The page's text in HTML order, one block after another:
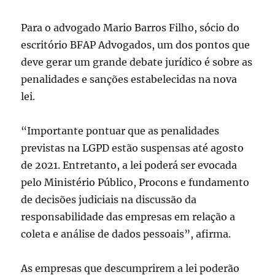
Para o advogado Mario Barros Filho, sócio do
escritório BFAP Advogados, um dos pontos que
deve gerar um grande debate jurídico é sobre as
penalidades e sanções estabelecidas na nova
lei.
“Importante pontuar que as penalidades
previstas na LGPD estão suspensas até agosto
de 2021. Entretanto, a lei poderá ser evocada
pelo Ministério Público, Procons e fundamento
de decisões judiciais na discussão da
responsabilidade das empresas em relação a
coleta e análise de dados pessoais”, afirma.
As empresas que descumprirem a lei poderão